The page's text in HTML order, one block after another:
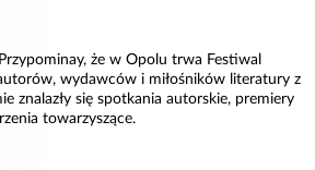
że w Opolu trwa Festiwal
wydawców i miłośników literatury z
znalazły się spotkania autorskie, premiery
towarzyszące.